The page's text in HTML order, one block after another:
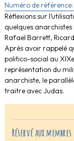
Réservé aux membres
Numéro de référence:
Réflexions sur
quelques
Rafael Barrett,
Après avoir rappelé
politico-social au
représentation du
anarchiste, le
traitre avec Judas.